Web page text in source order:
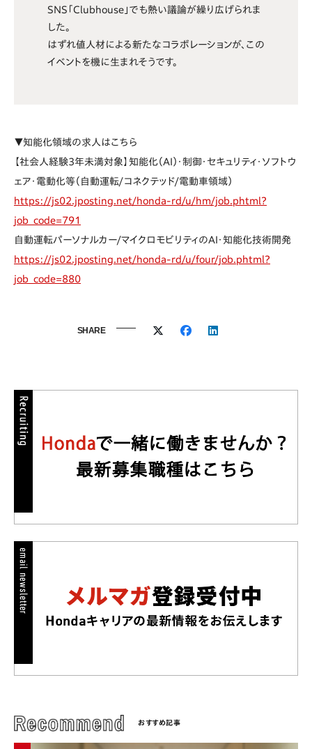
SHARE
SNS「Clubhouse」でも熱い議論が繰り広げられま
した。
はずれ値人材による新たなコラボレーションが、この
イベントを機に生まれそうです。
▼知能化領域の求人はこちら
【社会人経験3年未満対象】知能化（AI）・制御・セキュリティ・ソフトウ
ェア・電動化等（自動運転/コネクテッド/電動車領域）
https://js02.jposting.net/honda-rd/u/hm/job.phtml?
job_code=791
自動運転パーソナルカー/マイクロモビリティのAI・知能化技術開発
https://js02.jposting.net/honda-rd/u/four/job.phtml?
job_code=880
おすすめ記事